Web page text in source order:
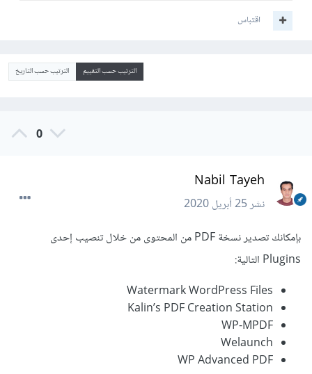
اقتباس
الترتيب حسب التقييم الترتيب حسب التاريخ
0
Nabil Tayeh
نشر25 أبريل 2020
بإمكانك تصدير نسخة PDF من المحتوى من خلال تنصيب إحدى
Plugins التالية:
Watermark WordPress Files
Kalin’s PDF Creation Station
WP-MPDF
Welaunch
WP Advanced PDF